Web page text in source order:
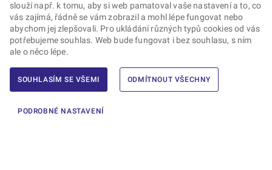
PROJEKTY EU
Sledujte Drážní úřad
s.r.o.
slouží např. k tomu, aby si web pamatoval vaše nastavení a to, co
vás zajímá, řádně se vám zobrazil a mohl lépe fungovat nebo
abychom jej zlepšovali. Pro ukládání různých typů cookies od vás
potřebujeme souhlas. Web bude fungovat i bez souhlasu, s ním
ale o něco lépe.
SOUHLASÍM SE VŠEMI ODMÍTNOUT VŠECHNY
PODROBNÉ NASTAVENÍ